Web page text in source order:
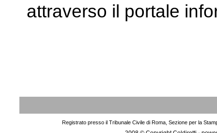
attraverso il portale
Registrato presso il Tribunale Civile di Roma, Sezione per la